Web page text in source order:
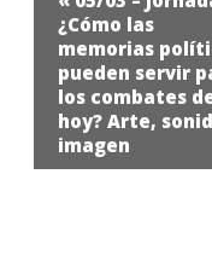
del
Evento
¿Cómo las
memorias
pueden servir
los combates
hoy? Arte,
imagen